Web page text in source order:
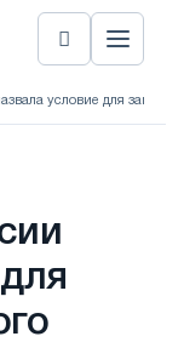
условие для запуска